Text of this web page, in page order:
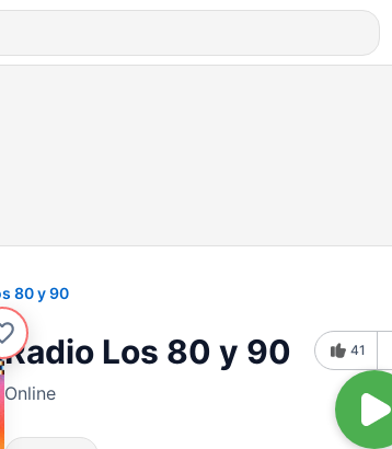
80 y 90
Radio Los 80 y 90
Online
41